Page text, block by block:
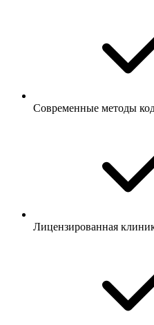
Современные методы
Лицензированная